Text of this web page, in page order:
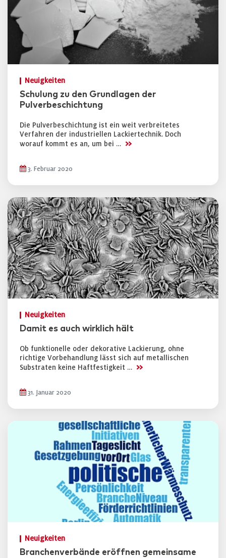
Neuigkeiten
Schulung zu den Grundlagen der
Pulverbeschichtung
Die Pulverbeschichtung ist ein weit verbreitetes
Verfahren der industriellen Lackiertechnik. Doch
worauf kommt es an, um bei … >>
3. Februar 2020
Neuigkeiten
Damit es auch wirklich hält
Ob funktionelle oder dekorative Lackierung, ohne
richtige Vorbehandlung lässt sich auf metallischen
Substraten keine Haftfestigkeit … >>
31. Januar 2020
Neuigkeiten
Branchenverbände eröffnen gemeinsame